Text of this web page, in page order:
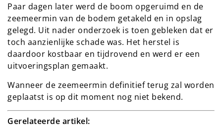
Paar dagen later werd de boom opgeruimd en de
zeemeermin van de bodem getakeld en in opslag
gelegd. Uit nader onderzoek is toen gebleken dat er
toch aanzienlijke schade was. Het herstel is
daardoor kostbaar en tijdrovend en werd er een
uitvoeringsplan gemaakt.
Wanneer de zeemeermin definitief terug zal worden
geplaatst is op dit moment nog niet bekend.
Gerelateerde artikel: